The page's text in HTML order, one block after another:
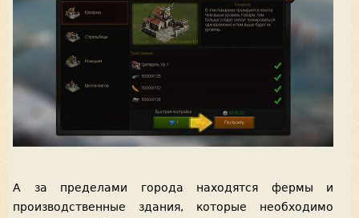
А за пределами города находятся фермы и
производственные здания, которые необходимо